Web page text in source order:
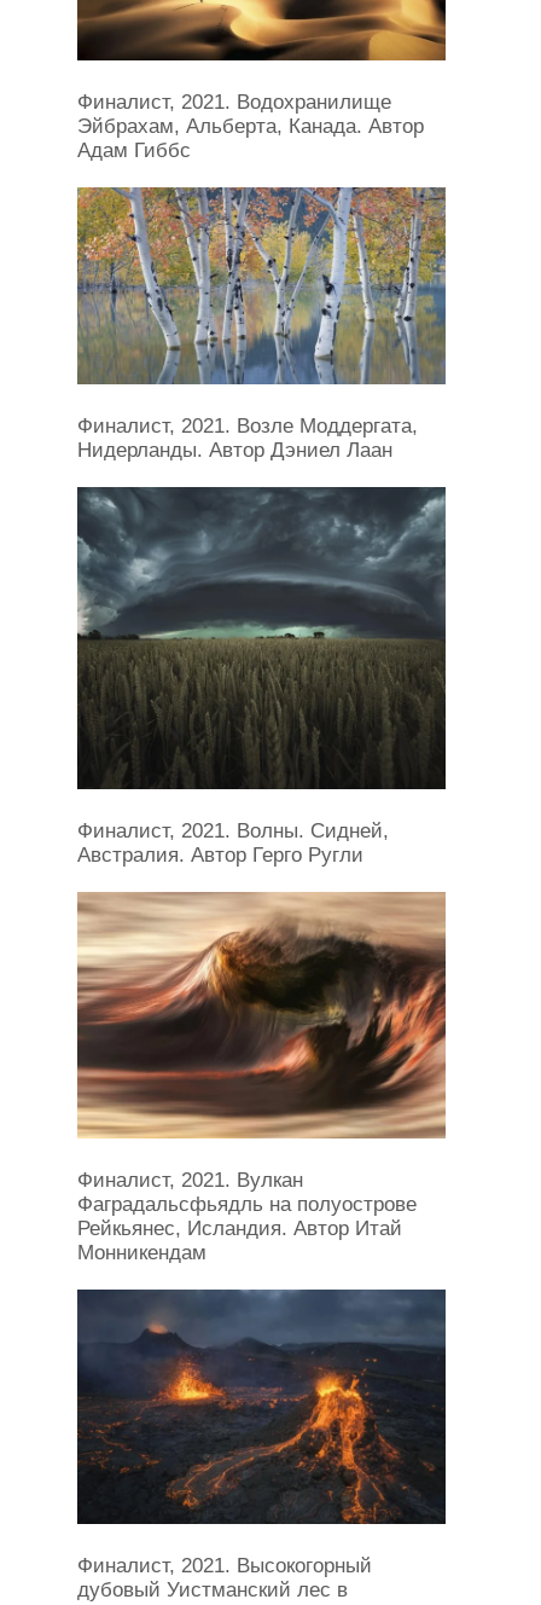
Финалист, 2021. Водохранилище
Эйбрахам, Альберта, Канада. Автор
Адам Гиббс
Финалист, 2021. Возле Моддергата,
Нидерланды. Автор Дэниел Лаан
Финалист, 2021. Волны. Сидней,
Австралия. Автор Герго Ругли
Финалист, 2021. Вулкан
Фаградальсфьядль на полуострове
Рейкьянес, Исландия. Автор Итай
Монникендам
Финалист, 2021. Высокогорный
дубовый Уистманский лес в